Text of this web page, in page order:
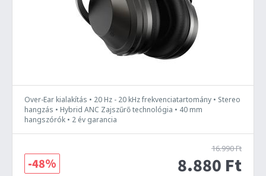
Over-Ear kialakítás • 20 Hz - 20 kHz frekvenciatartomány • Stereo
hangzás • Hybrid ANC Zajszűrő technológia • 40 mm
hangszórók • 2 év garancia
16.990 Ft
8.880 Ft
-48%